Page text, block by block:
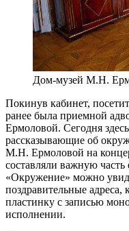
Дом-музей М.Н.
Покинув кабинет,
ранее была приемной
Ермоловой. Сегодня
рассказывающие об
М.Н. Ермоловой на
составляли важную часть
«Окружение» можно
поздравительные адреса,
пластинку с записью
исполнении.